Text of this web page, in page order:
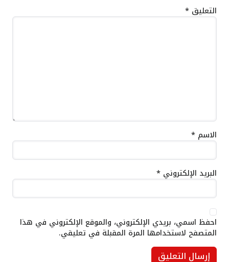
التعليق *
الاسم *
البريد الإلكتروني *
احفظ اسمي، بريدي الإلكتروني، والموقع الإلكتروني في هذا
المتصفح لاستخدامها المرة المقبلة في تعليقي.